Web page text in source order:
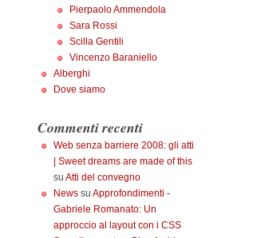
Pierpaolo Ammendola
Sara Rossi
Scilla Gentili
Vincenzo Baraniello
Alberghi
Dove siamo
Commenti recenti
Web senza barriere 2008: gli atti
| Sweet dreams are made of this
su Atti del convegno
News su Approfondimenti -
Gabriele Romanato: Un
approccio al layout con i CSS